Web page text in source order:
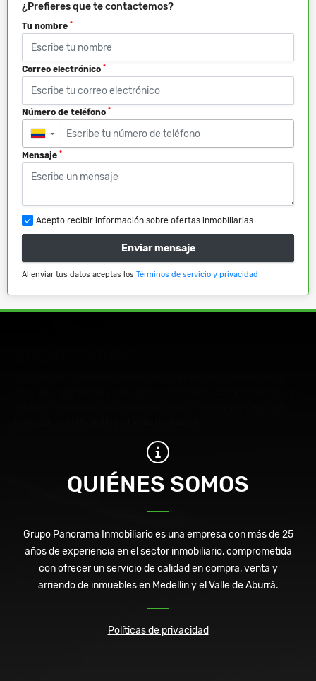
¿Prefieres que te contactemos?
Tu nombre *
Correo electrónico *
Número de teléfono *
▼
Mensaje *
Acepto recibir información sobre ofertas inmobiliarias
Enviar mensaje
Al enviar tus datos aceptas los Términos de servicio y privacidad
QUIÉNES SOMOS
Grupo Panorama Inmobiliario es una empresa con más de 25
años de experiencia en el sector inmobiliario, comprometida
con ofrecer un servicio de calidad en compra, venta y
arriendo de inmuebles en Medellín y el Valle de Aburrá.
Políticas de privacidad